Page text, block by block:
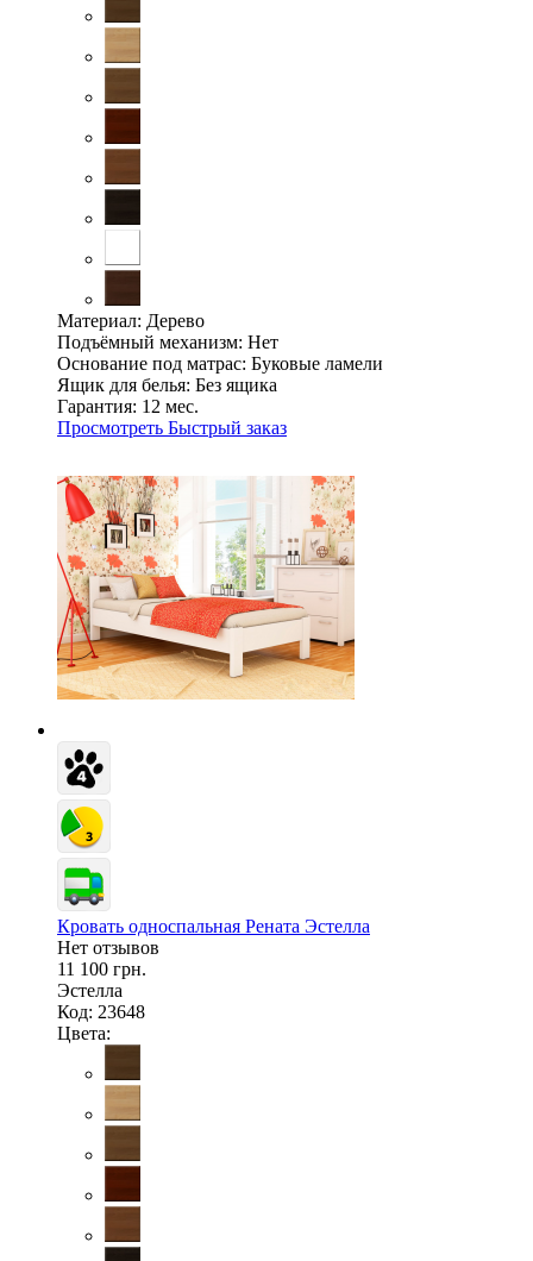
Материал: Дерево
Подъёмный механизм: Нет
Основание под матрас: Буковые ламели
Ящик для белья: Без ящика
Гарантия: 12 мес.
Просмотреть Быстрый заказ
Кровать односпальная Рената Эстелла
Нет отзывов
11 100 грн.
Эстелла
Код: 23648
Цвета: